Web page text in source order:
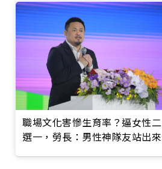
職場文化害慘生育率？逼女性二
選一，勞長：男性神隊友站出來